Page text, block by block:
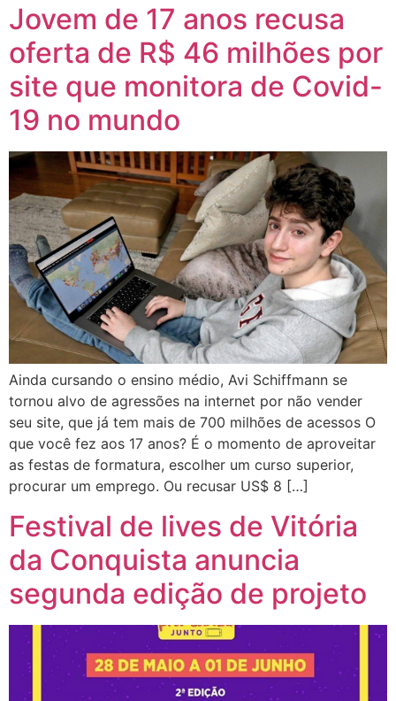
Jovem de 17 anos recusa
oferta de R$ 46 milhões por
site que monitora de Covid-
19 no mundo
Ainda cursando o ensino médio, Avi Schiffmann se
tornou alvo de agressões na internet por não vender
seu site, que já tem mais de 700 milhões de acessos O
que você fez aos 17 anos? É o momento de aproveitar
as festas de formatura, escolher um curso superior,
procurar um emprego. Ou recusar US$ 8 […]
Festival de lives de Vitória
da Conquista anuncia
segunda edição de projeto